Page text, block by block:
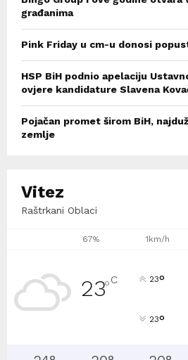
građanima
Pink Friday u cm-u donosi
HSP BiH podnio apelaciju
ovjere kandidature Slavena
Pojačan promet širom BiH,
zemlje
Vitez
Raštrkani Oblaci
67% 1km/h
23°C 23°
23°